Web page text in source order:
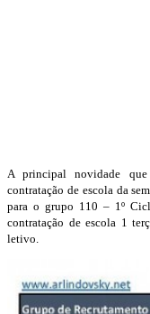
A principal novidade
contratação de escola da
para o grupo 110 – 1º
contratação de escola 1
letivo.